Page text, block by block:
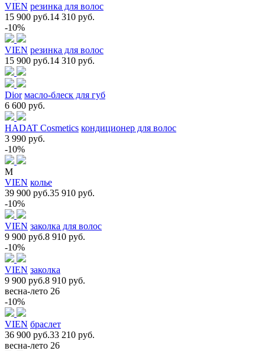
VIEN резинка для волос
15 900 руб.14 310 руб.
-10%
VIEN резинка для волос
15 900 руб.14 310 руб.
Dior масло-блеск для губ
6 600 руб.
HADAT Cosmetics кондиционер для волос
3 990 руб.
-10%
M
VIEN колье
39 900 руб.35 910 руб.
-10%
VIEN заколка для волос
9 900 руб.8 910 руб.
-10%
VIEN заколка
9 900 руб.8 910 руб.
весна-лето 26
-10%
VIEN браслет
36 900 руб.33 210 руб.
весна-лето 26